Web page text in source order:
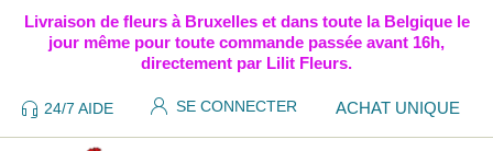
Livraison de fleurs à Bruxelles et dans toute la Belgique le
jour même pour toute commande passée avant 16h,
directement par Lilit Fleurs.
24/7 AIDE SE CONNECTER ACHAT UNIQUE